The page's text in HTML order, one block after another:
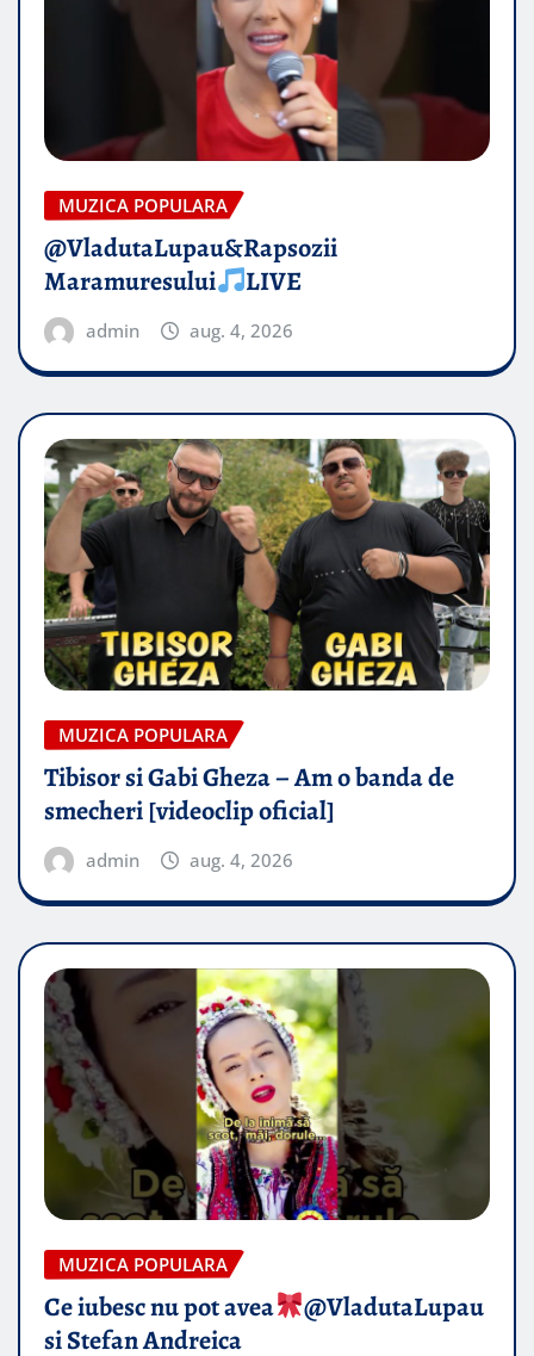
MUZICA POPULARA
@VladutaLupau&Rapsozii
Maramuresului
LIVE
admin aug. 4, 2026
MUZICA POPULARA
Tibisor si Gabi Gheza – Am o banda de
smecheri [videoclip oficial]
admin aug. 4, 2026
MUZICA POPULARA
Ce iubesc nu pot avea
​@VladutaLupau
si Stefan Andreica